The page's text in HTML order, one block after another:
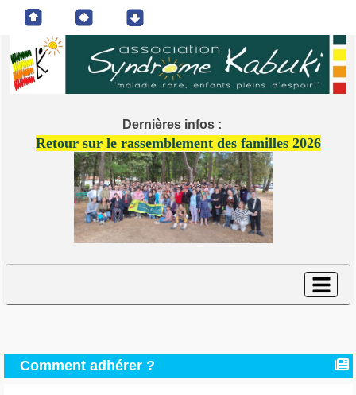
Dernières infos :
Retour sur le rassemblement des familles 2026
Comment adhérer ?